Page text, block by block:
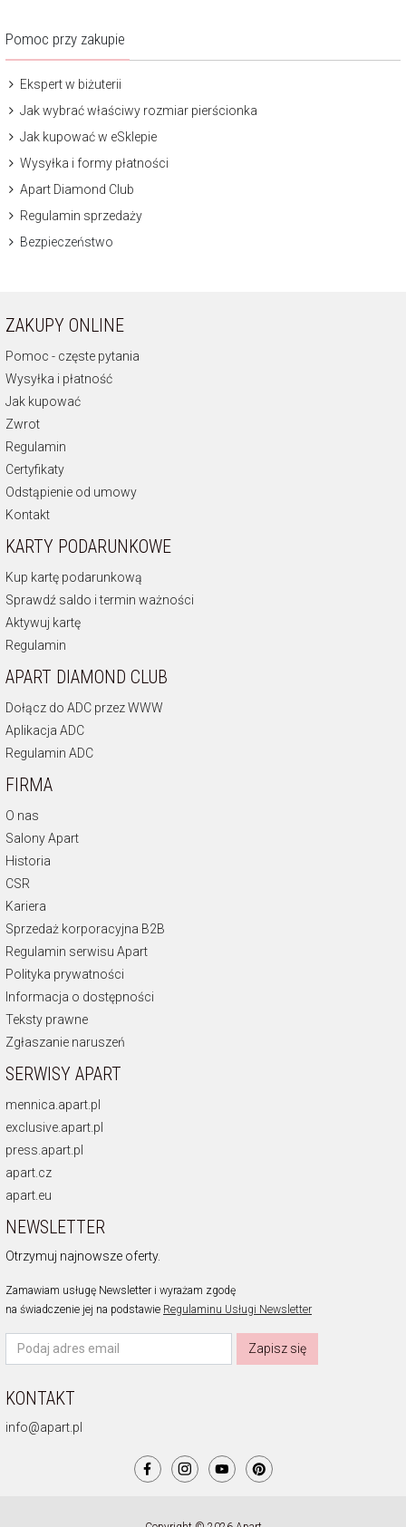
Pomoc przy zakupie
Ekspert w biżuterii
Jak wybrać właściwy rozmiar pierścionka
Jak kupować w eSklepie
Wysyłka i formy płatności
Apart Diamond Club
Regulamin sprzedaży
Bezpieczeństwo
ZAKUPY ONLINE
Pomoc - częste pytania
Wysyłka i płatność
Jak kupować
Zwrot
Regulamin
Certyfikaty
Odstąpienie od umowy
Kontakt
KARTY PODARUNKOWE
Kup kartę podarunkową
Sprawdź saldo i termin ważności
Aktywuj kartę
Regulamin
APART DIAMOND CLUB
Dołącz do ADC przez WWW
Aplikacja ADC
Regulamin ADC
FIRMA
O nas
Salony Apart
Historia
CSR
Kariera
Sprzedaż korporacyjna B2B
Regulamin serwisu Apart
Polityka prywatności
Informacja o dostępności
Teksty prawne
Zgłaszanie naruszeń
SERWISY APART
mennica.apart.pl
exclusive.apart.pl
press.apart.pl
apart.cz
apart.eu
NEWSLETTER
Otrzymuj najnowsze oferty.
Zamawiam usługę Newsletter i wyrażam zgodę
na świadczenie jej na podstawie Regulaminu Usługi Newsletter
Zapisz się
KONTAKT
info@apart.pl